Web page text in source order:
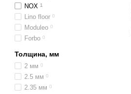
NOX 1
Lino floor 0
Moduleo 0
Forbo 0
Толщина, мм
2 мм 0
2.5 мм 0
2.35 мм 0